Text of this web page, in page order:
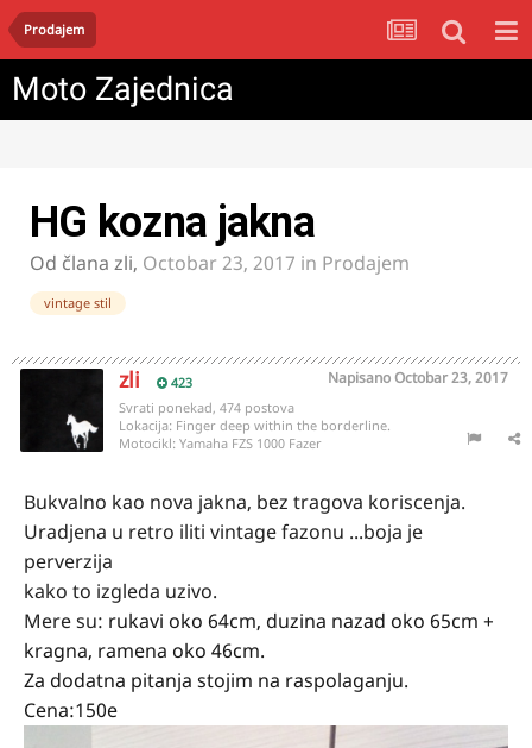
Prodajem
Moto Zajednica
HG kozna jakna
Od člana zli, Octobar 23, 2017 in Prodajem
vintage stil
zli 423 NapisanoOctobar 23, 2017
Svrati ponekad, 474 postova
Lokacija: Finger deep within the borderline.
Motocikl: Yamaha FZS 1000 Fazer
Bukvalno kao nova jakna, bez tragova koriscenja.
Uradjena u retro iliti vintage fazonu ...boja je
perverzija
kako to izgleda uzivo.
Mere su: rukavi oko 64cm, duzina nazad oko 65cm +
kragna, ramena oko 46cm.
Za dodatna pitanja stojim na raspolaganju.
Cena:150e